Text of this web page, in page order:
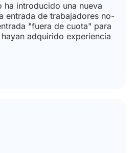
ha introducido una nueva
entrada de trabajadores no-
"fuera de cuota" para
adquirido experiencia